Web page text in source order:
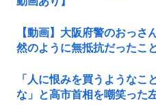
【動画】大阪府警のおっさ
然のように無抵抗だったこ
「人に恨みを買うようなこ
な」と高市首相を嘲笑った